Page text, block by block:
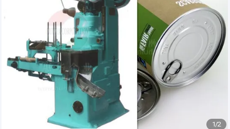
1/2